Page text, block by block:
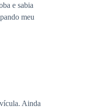
e sabia
meu
Ainda